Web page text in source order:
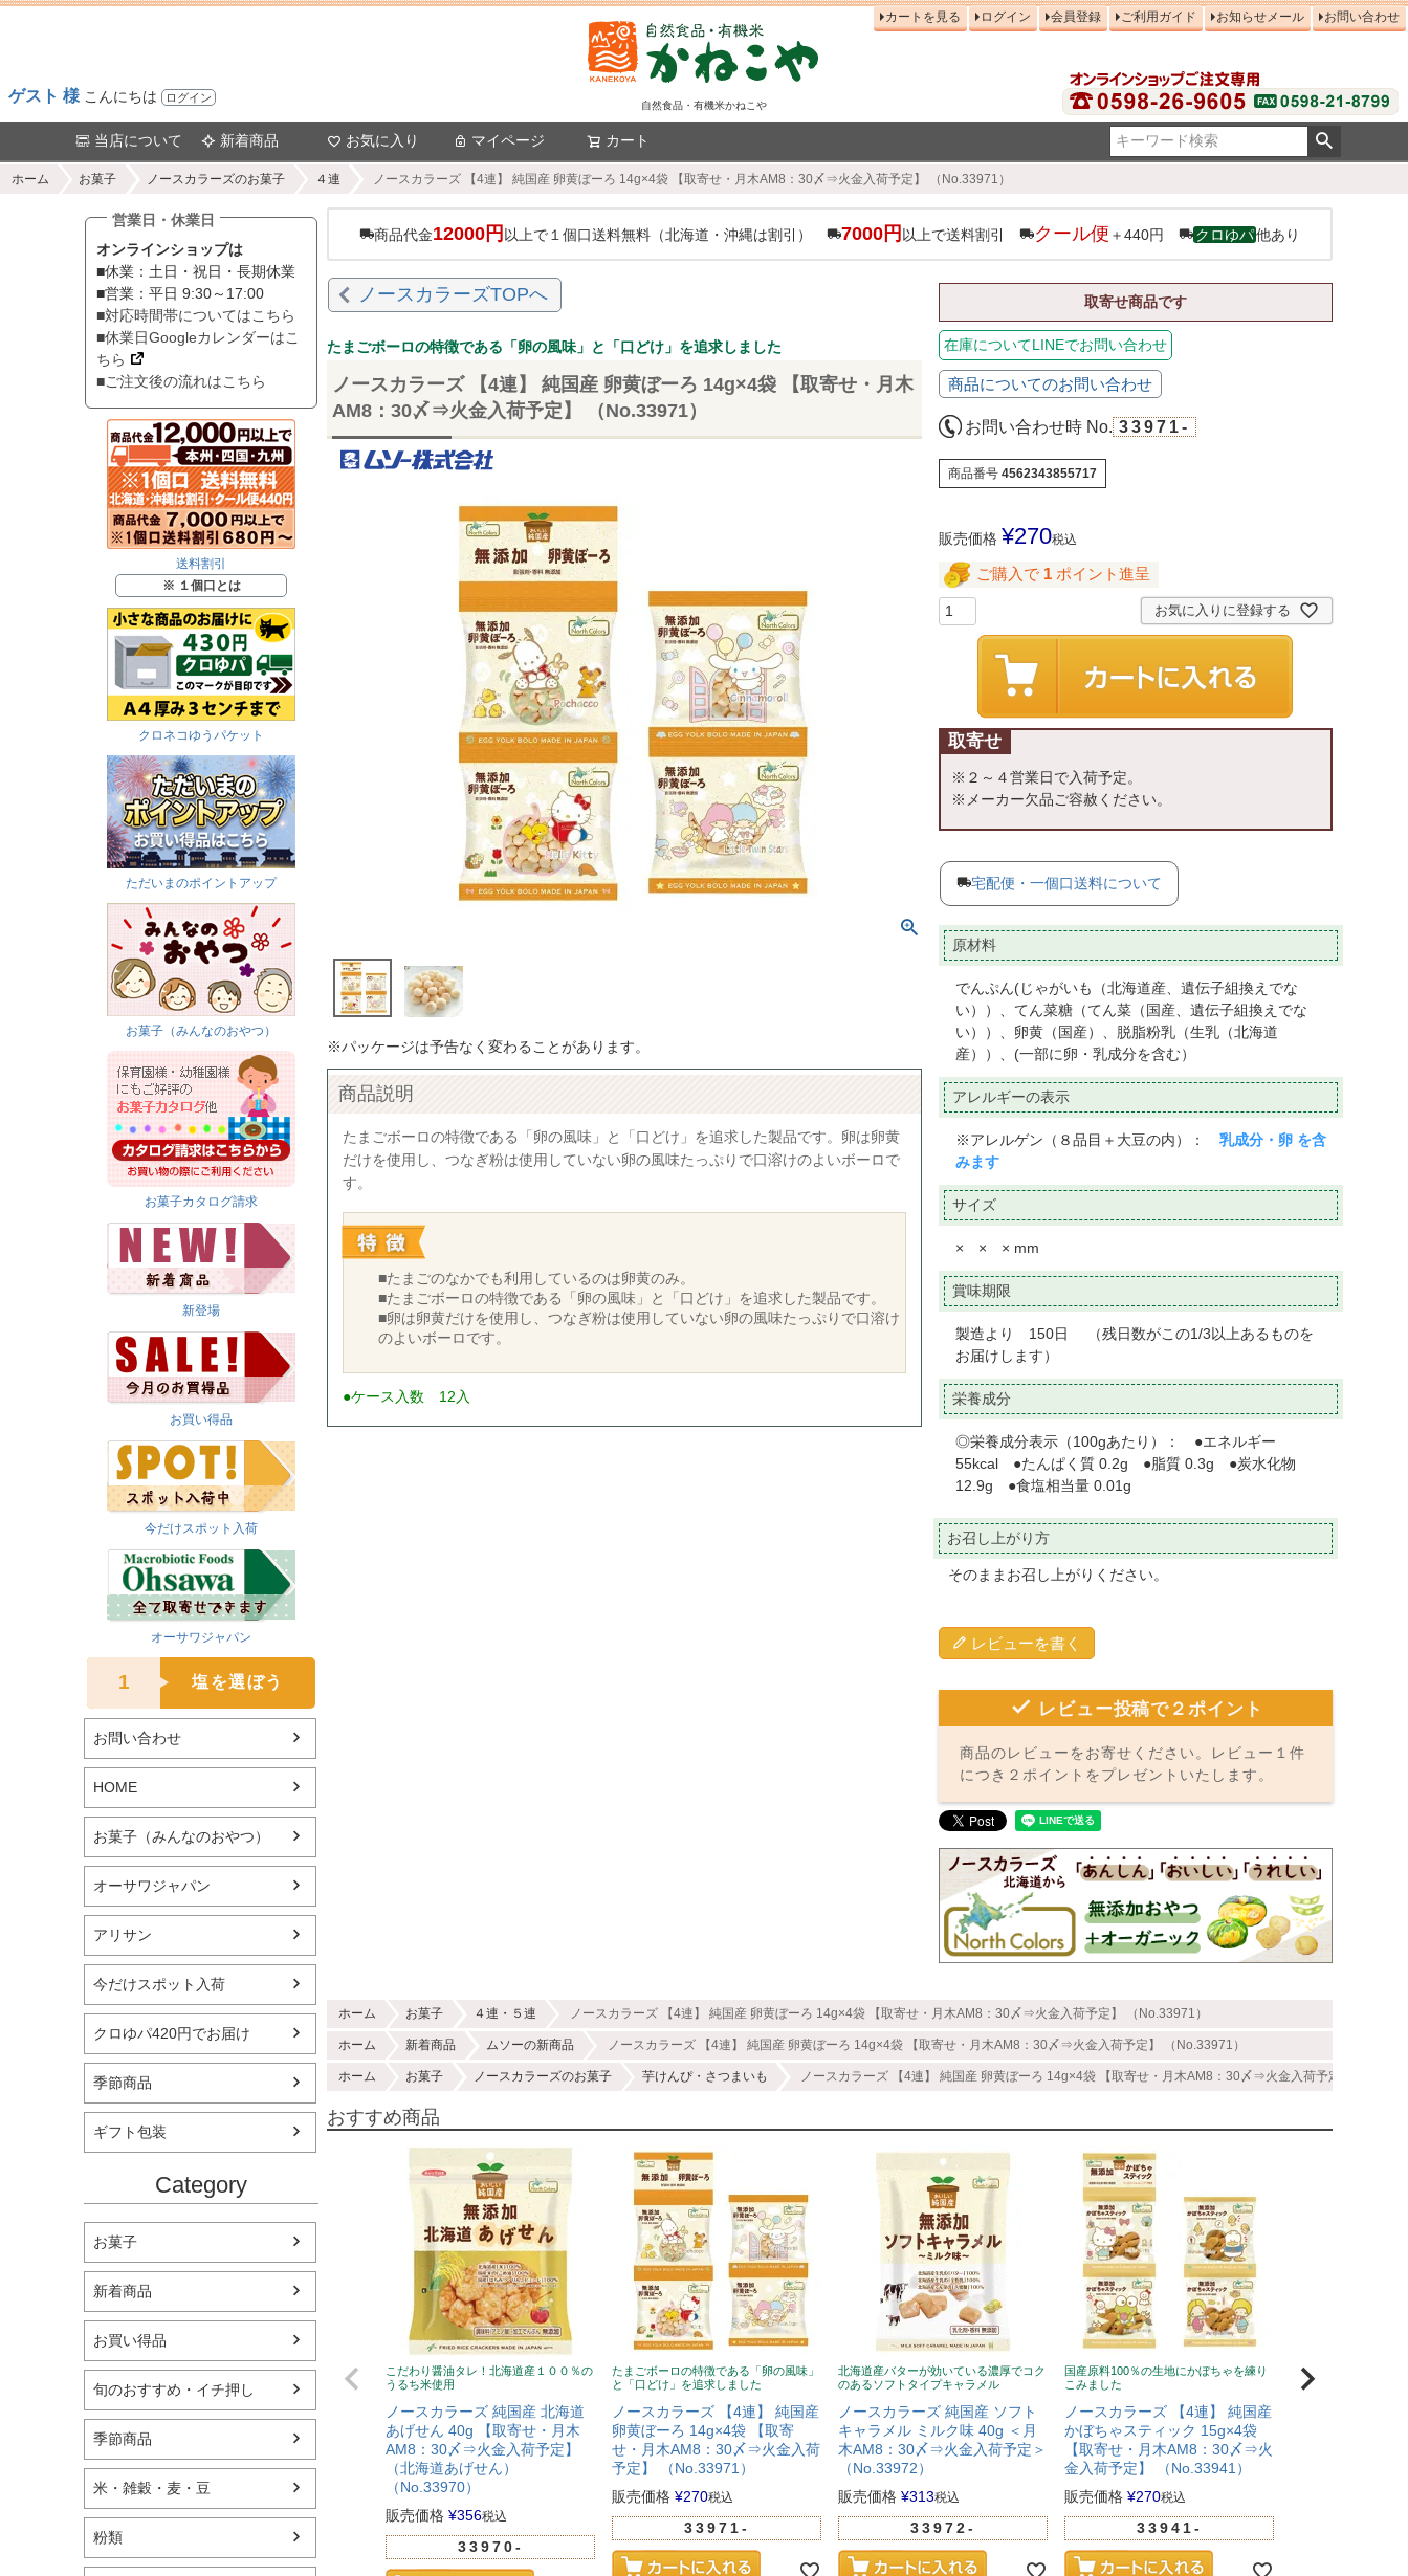
ゲスト 様 こんにちは ログイン
自然食品・有機米かねこや
カートを見る ログイン 会員登録 ご利用ガイド お知らせメール お問い合わせ
当店について 新着商品 お気に入り マイページ カート
ホーム お菓子 ノースカラーズのお菓子 ４連 ノースカラーズ 【4連】 純国産 卵黄ぼーろ 14g×4袋 【取寄せ・月木AM8：30〆⇒火金入荷予定】 （No.33971）
営業日・休業日
オンラインショップは
■休業：土日・祝日・長期休業
■営業：平日 9:30～17:00
■対応時間帯についてはこちら
■休業日Googleカレンダーはこ
ちら
■ご注文後の流れはこちら
送料割引
※ １個口とは
クロネコゆうパケット
ただいまのポイントアップ
お菓子（みんなのおやつ）
お菓子カタログ請求
新登場
お買い得品
今だけスポット入荷
オーサワジャパン
1 塩を選ぼう
お問い合わせ
HOME
お菓子（みんなのおやつ）
オーサワジャパン
アリサン
今だけスポット入荷
クロゆパ420円でお届け
季節商品
ギフト包装
Category
お菓子
新着商品
お買い得品
旬のおすすめ・イチ押し
季節商品
米・雑穀・麦・豆
粉類
商品代金12000円 以上で１個口送料無料（北海道・沖縄は割引） 7000円 以上で送料割引 クール便 ＋440円 クロゆパ他あり
ノースカラーズTOPへ
たまごボーロの特徴である「卵の風味」と「口どけ」を追求しました
ノースカラーズ 【4連】 純国産 卵黄ぼーろ 14g×4袋 【取寄せ・月木
AM8：30〆⇒火金入荷予定】 （No.33971）
※パッケージは予告なく変わることがあります。
商品説明
たまごボーロの特徴である「卵の風味」と「口どけ」を追求した製品です。卵は卵黄
だけを使用し、つなぎ粉は使用していない卵の風味たっぷりで口溶けのよいボーロで
す。
■たまごのなかでも利用しているのは卵黄のみ。
■たまごボーロの特徴である「卵の風味」と「口どけ」を追求した製品です。
■卵は卵黄だけを使用し、つなぎ粉は使用していない卵の風味たっぷりで口溶け
のよいボーロです。
●ケース入数 12入
取寄せ商品です
在庫についてLINEでお問い合わせ
商品についてのお問い合わせ
お問い合わせ時 No. 33971-
商品番号 4562343855717
販売価格 ¥270税込
ご購入で 1 ポイント進呈
お気に入りに登録する
取寄せ
※２～４営業日で入荷予定。
※メーカー欠品ご容赦ください。
宅配便・一個口送料について
原材料
でんぷん(じゃがいも（北海道産、遺伝子組換えでな
い））、てん菜糖（てん菜（国産、遺伝子組換えでな
い））、卵黄（国産）、脱脂粉乳（生乳（北海道
産））、(一部に卵・乳成分を含む）
アレルギーの表示
※アレルゲン（８品目＋大豆の内）： 乳成分・卵 を含
みます
サイズ
× × × mm
賞味期限
製造より 150日 （残日数がこの1/3以上あるものを
お届けします）
栄養成分
◎栄養成分表示（100gあたり）： ●エネルギー
55kcal ●たんぱく質 0.2g ●脂質 0.3g ●炭水化物
12.9g ●食塩相当量 0.01g
お召し上がり方
そのままお召し上がりください。
レビューを書く
レビュー投稿で２ポイント
商品のレビューをお寄せください。レビュー１件
につき２ポイントをプレゼントいたします。
ホーム お菓子 ４連・５連 ノースカラーズ 【4連】 純国産 卵黄ぼーろ 14g×4袋 【取寄せ・月木AM8：30〆⇒火金入荷予定】 （No.33971）
ホーム 新着商品 ムソーの新商品 ノースカラーズ 【4連】 純国産 卵黄ぼーろ 14g×4袋 【取寄せ・月木AM8：30〆⇒火金入荷予定】 （No.33971）
ホーム お菓子 ノースカラーズのお菓子 芋けんぴ・さつまいも ノースカラーズ 【4連】 純国産 卵黄ぼーろ 14g×4袋 【取寄せ・月木AM8：30〆⇒火金入荷予定】 （
おすすめ商品
こだわり醤油タレ！北海道産１００％の
うるち米使用
ノースカラーズ 純国産 北海道
あげせん 40g 【取寄せ・月木
AM8：30〆⇒火金入荷予定】
（北海道あげせん）
（No.33970）
販売価格 ¥356税込
33970-
たまごボーロの特徴である「卵の風味」
と「口どけ」を追求しました
ノースカラーズ 【4連】 純国産
卵黄ぼーろ 14g×4袋 【取寄
せ・月木AM8：30〆⇒火金入荷
予定】 （No.33971）
販売価格 ¥270税込
33971-
北海道産バターが効いている濃厚でコク
のあるソフトタイプキャラメル
ノースカラーズ 純国産 ソフト
キャラメル ミルク味 40g ＜月
木AM8：30〆⇒火金入荷予定＞
（No.33972）
販売価格 ¥313税込
33972-
国産原料100％の生地にかぼちゃを練り
こみました
ノースカラーズ 【4連】 純国産
かぼちゃスティック 15g×4袋
【取寄せ・月木AM8：30〆⇒火
金入荷予定】 （No.33941）
販売価格 ¥270税込
33941-
北海道産小麦粉使用